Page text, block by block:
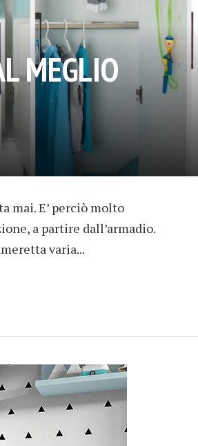
MEGLIO
mai. E’ perciò molto
a partire dall’armadio.
varia...